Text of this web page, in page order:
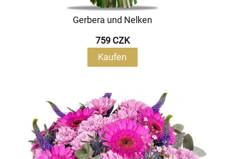
Gerbera und Nelken
759 CZK
Kaufen